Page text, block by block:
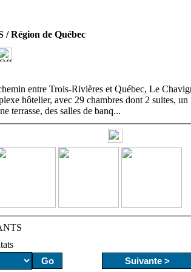
Région de Québec
entre Trois-Rivières et Québec, Le
hôtelier, avec 29 chambres dont 2 suites, un
terrasse, des salles de banq...